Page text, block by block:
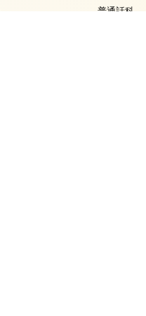
普通話科